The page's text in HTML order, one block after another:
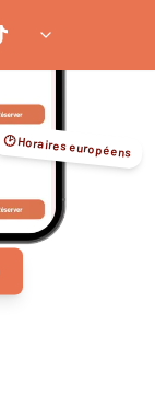
🕑 Horaires européens